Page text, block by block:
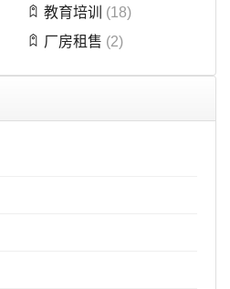
教育培训
(18)
厂房租售 (2)